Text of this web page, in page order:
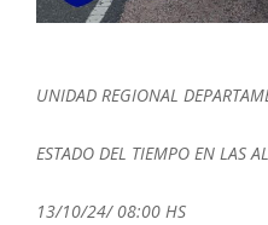
UNIDAD REGIONAL
ESTADO DEL TIEMPO EN LAS
13/10/24/ 08:00 HS